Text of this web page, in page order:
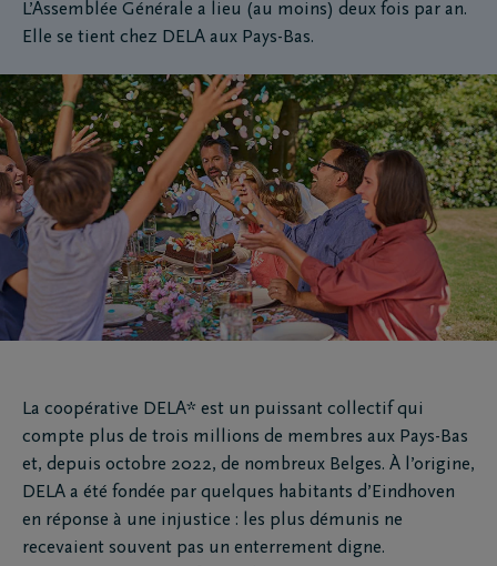
L’Assemblée Générale a lieu (au moins) deux fois par an.
Elle se tient chez DELA aux Pays-Bas.
La coopérative DELA* est un puissant collectif qui
compte plus de trois millions de membres aux Pays-Bas
et, depuis octobre 2022, de nombreux Belges. À l’origine,
DELA a été fondée par quelques habitants d’Eindhoven
en réponse à une injustice : les plus démunis ne
recevaient souvent pas un enterrement digne.